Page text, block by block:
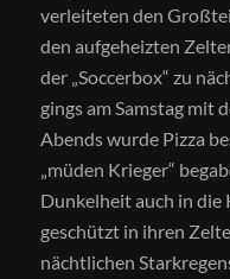
verleiteten den
den aufgeheizten
der „Soccerbox“ zu
gings am Samstag mit
Abends wurde Pizza
„müden Krieger“
Dunkelheit auch in die
geschützt in ihren
nächtlichen